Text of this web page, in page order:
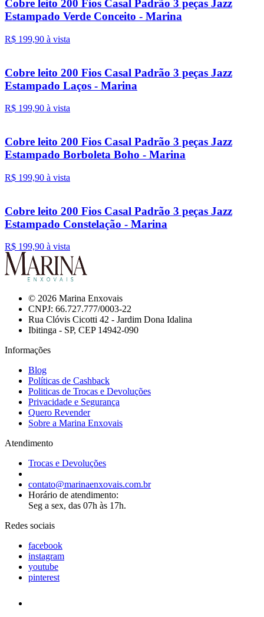
Cobre leito 200 Fios Casal Padrão 3 peças Jazz
Estampado Verde Conceito - Marina
R$ 199,90 à vista
Cobre leito 200 Fios Casal Padrão 3 peças Jazz
Estampado Laços - Marina
R$ 199,90 à vista
Cobre leito 200 Fios Casal Padrão 3 peças Jazz
Estampado Borboleta Boho - Marina
R$ 199,90 à vista
Cobre leito 200 Fios Casal Padrão 3 peças Jazz
Estampado Constelação - Marina
R$ 199,90 à vista
© 2026 Marina Enxovais
CNPJ: 66.727.777/0003-22
Rua Clóvis Cicotti 42 - Jardim Dona Idalina
Ibitinga - SP, CEP 14942-090
Informações
Blog
Políticas de Cashback
Politicas de Trocas e Devoluções
Privacidade e Segurança
Quero Revender
Sobre a Marina Enxovais
Atendimento
Trocas e Devoluções
contato@marinaenxovais.com.br
Horário de atendimento:
Seg a sex, das 07h às 17h.
Redes sociais
facebook
instagram
youtube
pinterest